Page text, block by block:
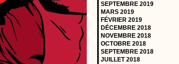
SEPTEMBRE 2019
MARS 2019
FÉVRIER 2019
DÉCEMBRE 2018
NOVEMBRE 2018
OCTOBRE 2018
SEPTEMBRE 2018
JUILLET 2018